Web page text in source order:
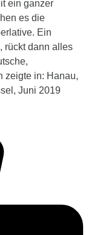
ein ganzer
es die
Ein
rückt dann alles
zeigte in: Hanau,
Juni 2019